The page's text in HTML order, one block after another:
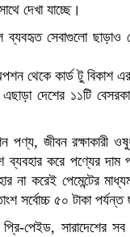
দেখা যাচ্ছে।
ব্যবহৃত সেবাগুলো
থেকে কার্ড টু বিকাশ এর
দেশের ১১টি
পণ্য, জীবন রক্ষাকারী
করে পণ্যের দাম
না করেই পেমেন্টের
সর্বোচ্চ ৫০ টাকা পর্যন্ত
পেইড, সারাদেশের